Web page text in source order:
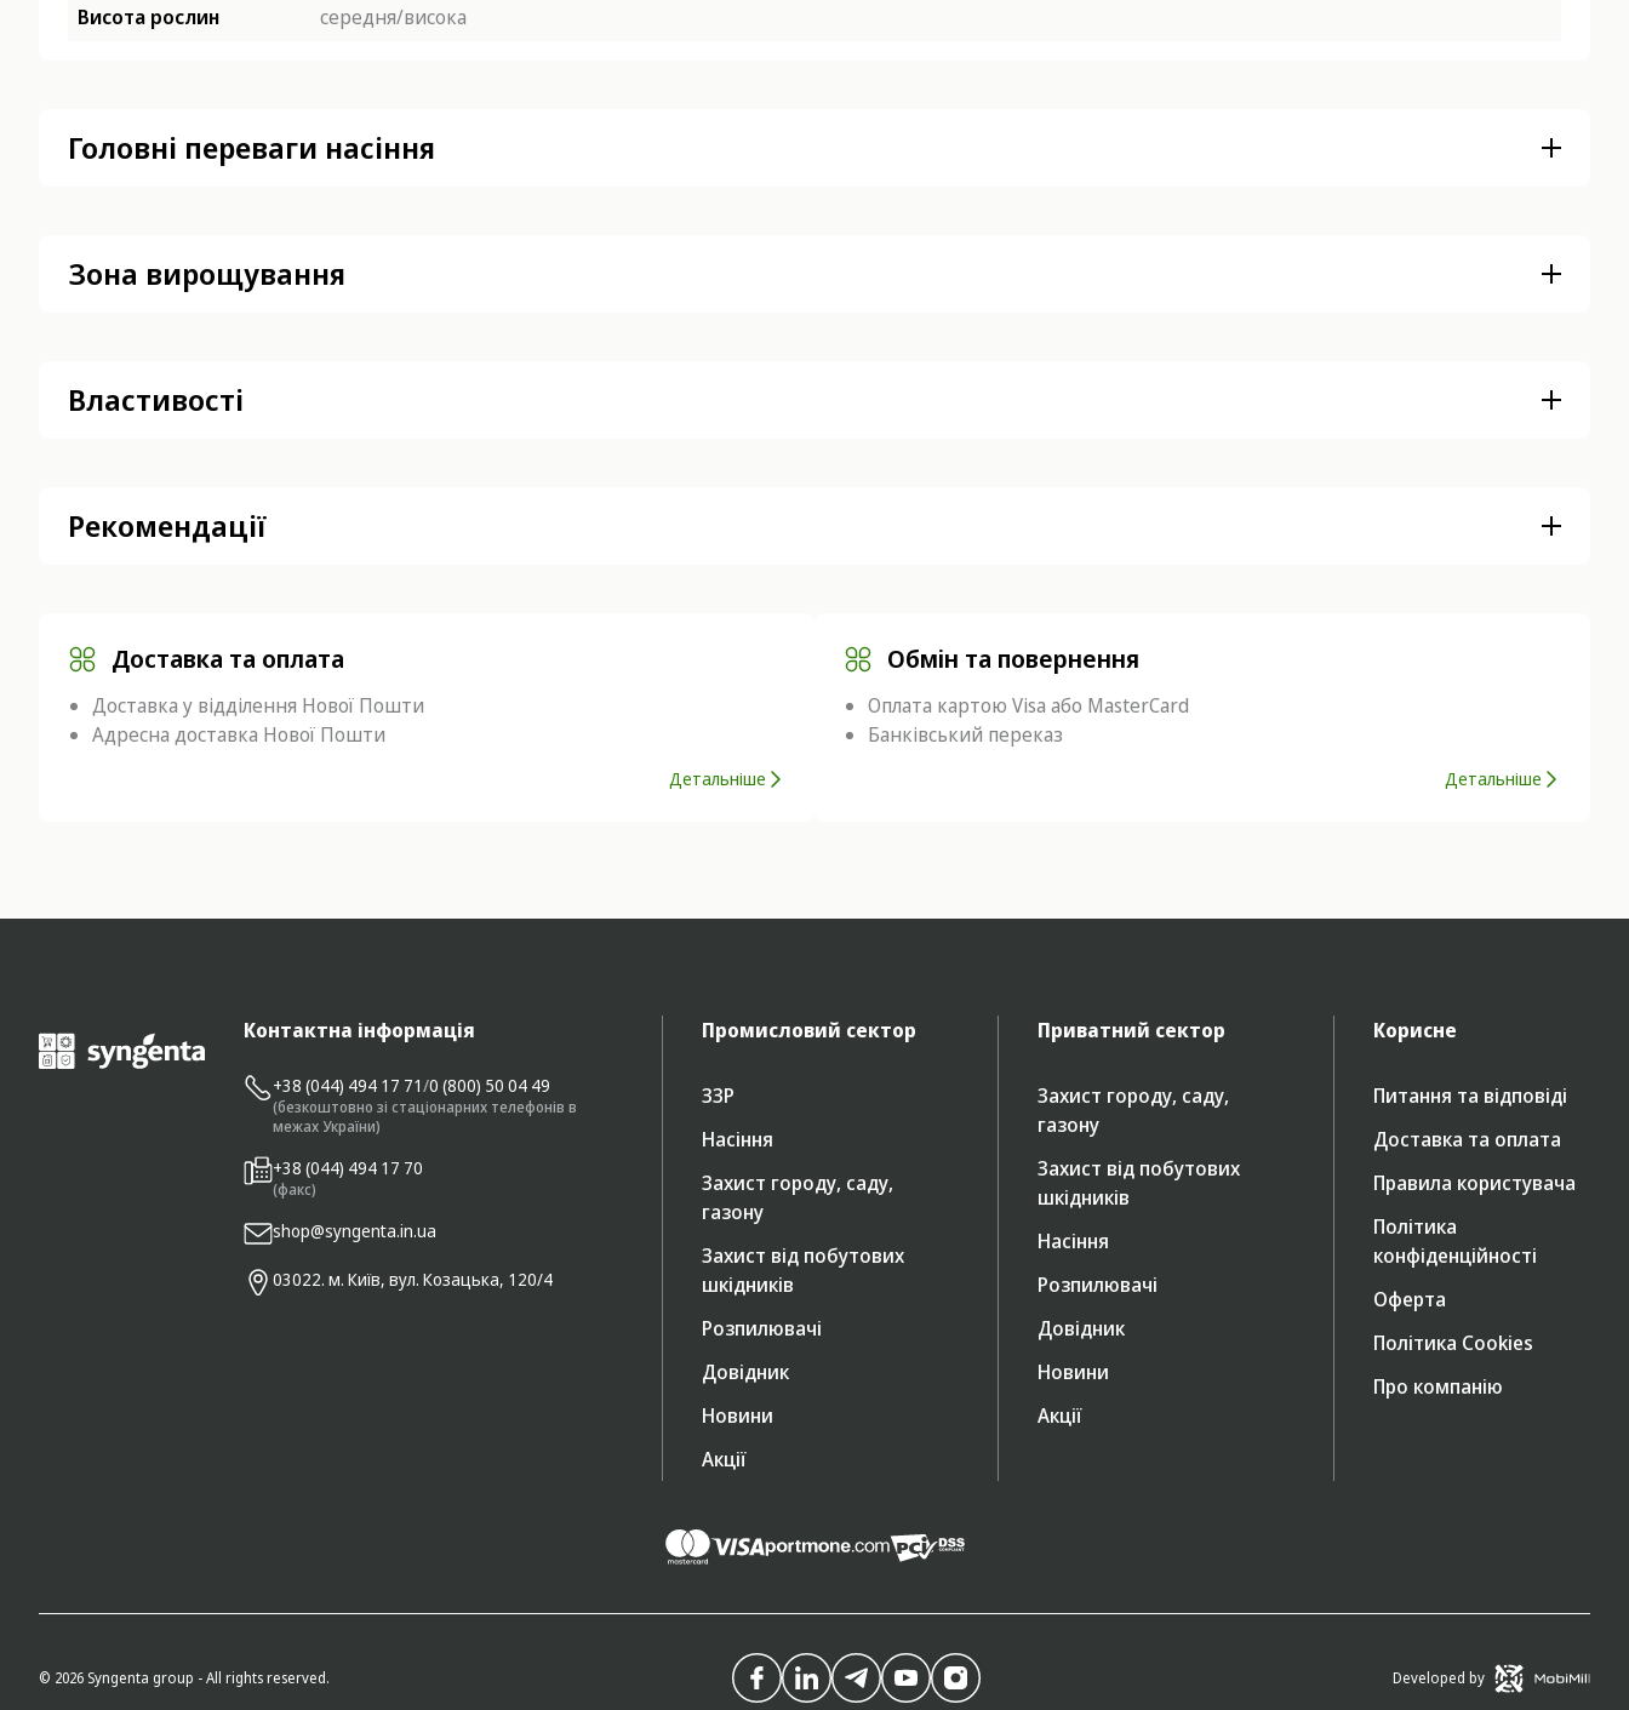
Висота рослин
середня/висока
Головні переваги насіння
Зона вирощування
Властивості
Рекомендації
Доставка та оплата
Доставка у відділення Нової Пошти
Адресна доставка Нової Пошти
Детальніше
Обмін та повернення
Оплата картою Visa або MasterCard
Банківський переказ
Детальніше
Контактна інформація
+38 (044) 494 17 71/0 (800) 50 04 49
(безкоштовно зі стаціонарних телефонів в
межах України)
+38 (044) 494 17 70
(факс)
shop@syngenta.in.ua
03022. м. Київ, вул. Козацька, 120/4
Промисловий сектор
ЗЗР
Насіння
Захист городу, саду,
газону
Захист від побутових
шкідників
Розпилювачі
Довідник
Новини
Акції
Приватний сектор
Захист городу, саду,
газону
Захист від побутових
шкідників
Насіння
Розпилювачі
Довідник
Новини
Акції
Корисне
Питання та відповіді
Доставка та оплата
Правила користувача
Політика
конфіденційності
Оферта
Політика Cookies
Про компанію
© 2026 Syngenta group - All rights reserved. Developed by